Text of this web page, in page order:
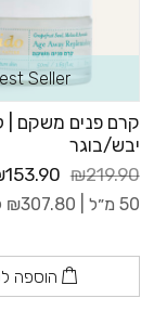
Seller
קרם פנים משקם |
יבש/בוגר
₪219.90
50 מ״ל | ₪307.80
הוספה